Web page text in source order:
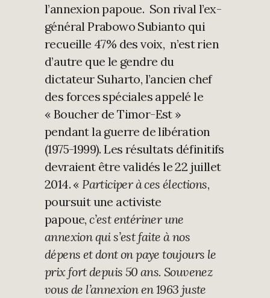
l’annexion papoue. Son rival l’ex-
général Prabowo Subianto qui
recueille 47% des voix, n’est rien
d’autre que le gendre du
dictateur Suharto, l’ancien chef
des forces spéciales appelé le
« Boucher de Timor-Est »
pendant la guerre de libération
(1975-1999). Les résultats définitifs
devraient être validés le 22 juillet
2014. « Participer à ces élections,
poursuit une activiste
papoue,c’est entériner une
annexion qui s’est faite à nos
dépens et dont on paye toujours le
prix fort depuis 50 ans. Souvenez
vous de l’annexion en 1963 juste